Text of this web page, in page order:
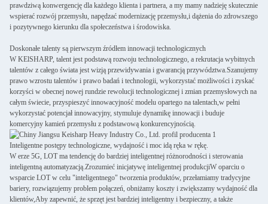
prawdziwą konwergencję dla każdego klienta i partnera, a my mamy nadzieję skutecznie
wspierać rozwój przemysłu, napędzać modernizację przemysłu,i dążenia do zdrowszego
i pozytywnego kierunku dla społeczeństwa i środowiska.
Doskonałe talenty są pierwszym źródłem innowacji technologicznych
W KElSHARP, talent jest podstawą rozwoju technologicznego, a rekrutacja wybitnych
talentów z całego świata jest wizją przewidywania i gwarancją przywództwa.Szanujemy
prawo wzrostu talentów i prawo badań i technologii, wykorzystać możliwości i zyskać
korzyści w obecnej nowej rundzie rewolucji technologicznej i zmian przemysłowych na
całym świecie, przyspieszyć innowacyjność modelu opartego na talentach,w pełni
wykorzystać potencjał innowacyjny, stymuluje dynamikę innowacji i buduje
komercyjny kamień przemysłu z podstawową konkurencyjnością.
Inteligentne postępy technologiczne, wydajność i moc idą ręka w rękę.
W erze 5G, LOT ma tendencję do bardziej inteligentnej różnorodności i sterowania
inteligentną automatyzacją.Zrozumieć inicjatywę inteligentnej produkcjiW oparciu o
wsparcie LOT w celu "inteligentnego" tworzenia produktów, przełamiamy tradycyjne
bariery, rozwiązujemy problem połączeń, obniżamy koszty i zwiększamy wydajność dla
klientów,Aby zapewnić, że sprzęt jest bardziej inteligentny i bezpieczny, a także